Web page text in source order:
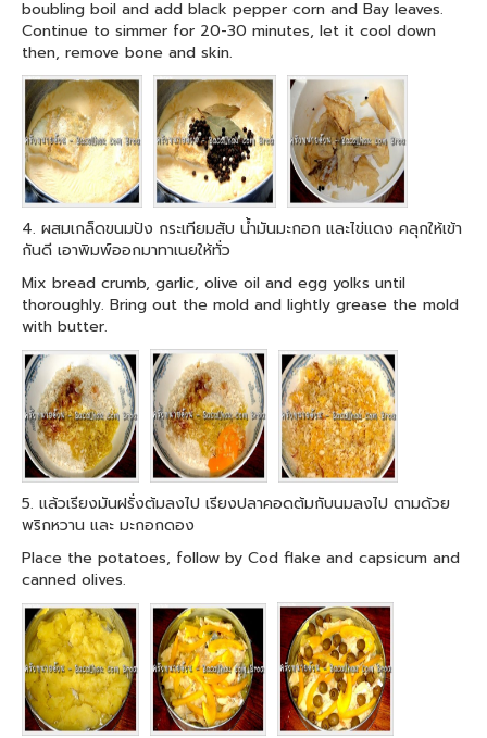
boubling boil and add black pepper corn and Bay leaves.
Continue to simmer for 20-30 minutes, let it cool down
then, remove bone and skin.
4. ผสมเกล็ดขนมปัง กระเทียมสับ น้ำมันมะกอก และไข่แดง คลุกให้เข้า
กันดี เอาพิมพ์ออกมาทาเนยให้ทั่ว
Mix bread crumb, garlic, olive oil and egg yolks until
thoroughly. Bring out the mold and lightly grease the mold
with butter.
5. แล้วเรียงมันฝรั่งต้มลงไป เรียงปลาคอดต้มกับนมลงไป ตามด้วย
พริกหวาน และ มะกอกดอง
Place the potatoes, follow by Cod flake and capsicum and
canned olives.